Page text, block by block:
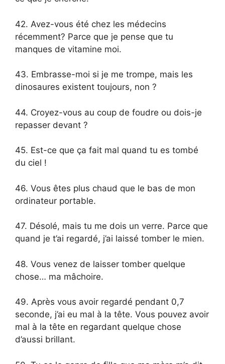
42. Avez-vous été chez les médecins
récemment? Parce que je pense que tu
manques de vitamine moi.
43. Embrasse-moi si je me trompe, mais les
dinosaures existent toujours, non ?
44. Croyez-vous au coup de foudre ou dois-je
repasser devant ?
45. Est-ce que ça fait mal quand tu es tombé
du ciel !
46. Vous êtes plus chaud que le bas de mon
ordinateur portable.
47. Désolé, mais tu me dois un verre. Parce que
quand je t’ai regardé, j’ai laissé tomber le mien.
48. Vous venez de laisser tomber quelque
chose… ma mâchoire.
49. Après vous avoir regardé pendant 0,7
seconde, j’ai eu mal à la tête. Vous pouvez avoir
mal à la tête en regardant quelque chose
d’aussi brillant.